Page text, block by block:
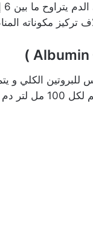
مل لتر دم ( 60 إلى 80 جم لكل لتر دم )
تركيز مكوناته
للبروتين الكلي